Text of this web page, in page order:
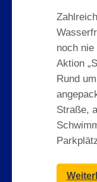
noch
Aktion
Rund
Straße,